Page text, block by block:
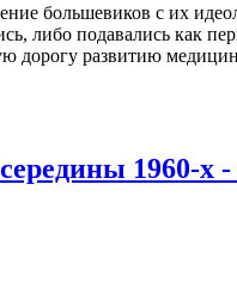
большевиков с их
либо подавались как
развитию
1960-х